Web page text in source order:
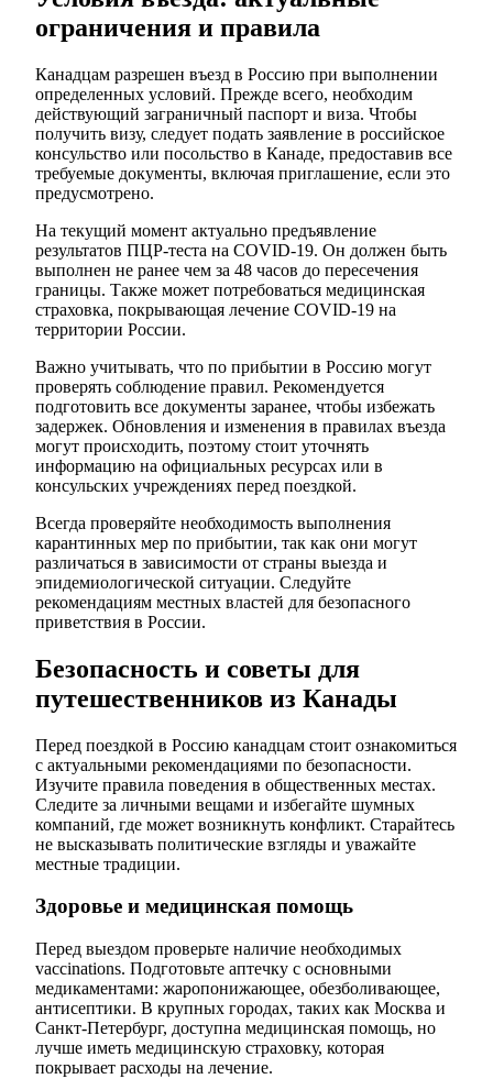
ограничения и правила
Канадцам разрешен въезд в Россию при выполнении
определенных условий. Прежде всего, необходим
действующий заграничный паспорт и виза. Чтобы
получить визу, следует подать заявление в российское
консульство или посольство в Канаде, предоставив все
требуемые документы, включая приглашение, если это
предусмотрено.
На текущий момент актуально предъявление
результатов ПЦР-теста на COVID-19. Он должен быть
выполнен не ранее чем за 48 часов до пересечения
границы. Также может потребоваться медицинская
страховка, покрывающая лечение COVID-19 на
территории России.
Важно учитывать, что по прибытии в Россию могут
проверять соблюдение правил. Рекомендуется
подготовить все документы заранее, чтобы избежать
задержек. Обновления и изменения в правилах въезда
могут происходить, поэтому стоит уточнять
информацию на официальных ресурсах или в
консульских учреждениях перед поездкой.
Всегда проверяйте необходимость выполнения
карантинных мер по прибытии, так как они могут
различаться в зависимости от страны выезда и
эпидемиологической ситуации. Следуйте
рекомендациям местных властей для безопасного
приветствия в России.
Безопасность и советы для
путешественников из Канады
Перед поездкой в Россию канадцам стоит ознакомиться
с актуальными рекомендациями по безопасности.
Изучите правила поведения в общественных местах.
Следите за личными вещами и избегайте шумных
компаний, где может возникнуть конфликт. Старайтесь
не высказывать политические взгляды и уважайте
местные традиции.
Здоровье и медицинская помощь
Перед выездом проверьте наличие необходимых
vaccinations. Подготовьте аптечку с основными
медикаментами: жаропонижающее, обезболивающее,
антисептики. В крупных городах, таких как Москва и
Санкт-Петербург, доступна медицинская помощь, но
лучше иметь медицинскую страховку, которая
покрывает расходы на лечение.